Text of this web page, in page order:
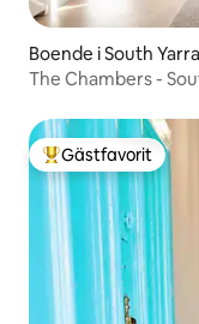
Boende i South Yarra
The Chambers -
Populär gästfavorit
Gästfavorit